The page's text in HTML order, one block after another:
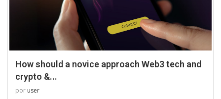
How should a novice approach Web3 tech and
crypto &...
por user